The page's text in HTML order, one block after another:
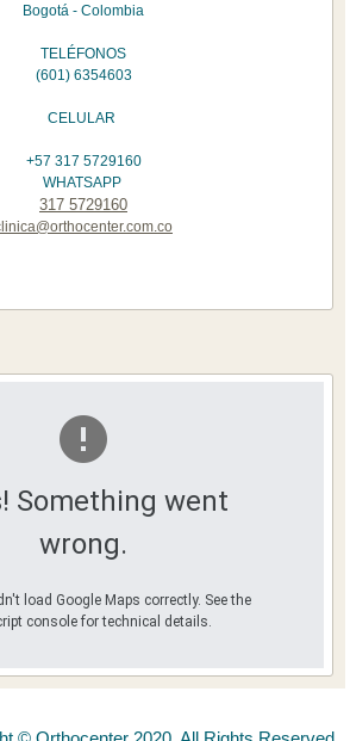
Bogotá - Colombia
TELÉFONOS
(601) 6354603
CELULAR
+57 317 5729160
WHATSAPP
317 5729160
Something went
wrong.
load Google Maps correctly. See the
console for technical details.